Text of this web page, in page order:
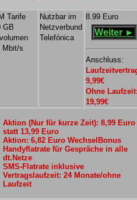
Tarife
GB
Mbit/s
Nutzbar im
Netzverbund
Telefónica
8.99 Euro
Weiter ►
Anschluss:
9,99€
Ohne
19,99€
Aktion (Nur für kurze Zeit): 8,99 Euro
statt 13,99 Euro
Aktion: 6,82 Euro WechselBonus
Handyflatrate für Gespräche in alle
dt.Netze
SMS-Flatrate inklusive
Vertragslaufzeit: 24 Monate/ohne
Laufzeit